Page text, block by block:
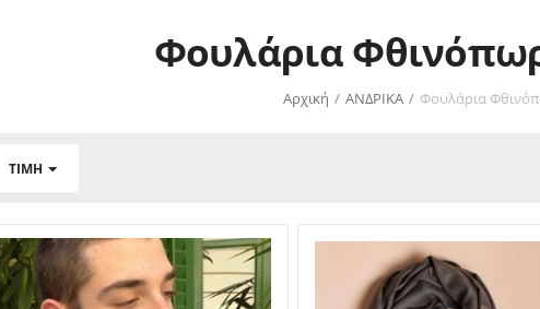
Φουλάρια
Αρχική / ΑΝΔΡΙΚΑ / Φουλάρια
ΤΙΜΉ